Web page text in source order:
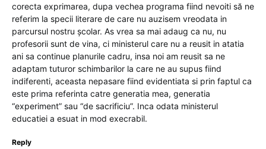
corecta exprimarea, dupa vechea programa fiind nevoiti să ne
referim la specii literare de care nu auzisem vreodata in
parcursul nostru școlar. As vrea sa mai adaug ca nu, nu
profesorii sunt de vina, ci ministerul care nu a reusit in atatia
ani sa continue planurile cadru, insa noi am reusit sa ne
adaptam tuturor schimbarilor la care ne au supus fiind
indiferenti, aceasta nepasare fiind evidentiata si prin faptul ca
este prima referinta catre generatia mea, generatia
“experiment” sau “de sacrificiu”. Inca odata ministerul
educatiei a esuat in mod execrabil.
Reply